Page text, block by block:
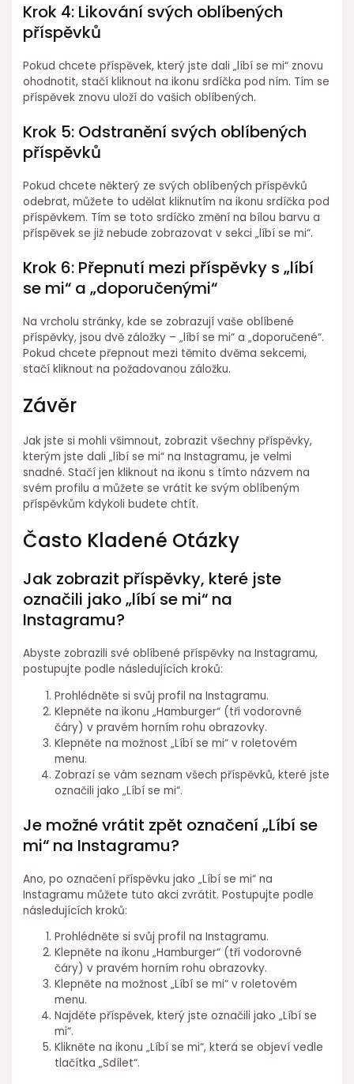
Krok 4: Likování svých oblíbených
příspěvků
Pokud chcete příspěvek, který jste dali „líbí se mi“ znovu
ohodnotit, stačí kliknout na ikonu srdíčka pod ním. Tím se
příspěvek znovu uloží do vašich oblíbených.
Krok 5: Odstranění svých oblíbených
příspěvků
Pokud chcete některý ze svých oblíbených příspěvků
odebrat, můžete to udělat kliknutím na ikonu srdíčka pod
příspěvkem. Tím se toto srdíčko změní na bílou barvu a
příspěvek se již nebude zobrazovat v sekci „líbí se mi“.
Krok 6: Přepnutí mezi příspěvky s „líbí
se mi“ a „doporučenými“
Na vrcholu stránky, kde se zobrazují vaše oblíbené
příspěvky, jsou dvě záložky – „líbí se mi“ a „doporučené“.
Pokud chcete přepnout mezi těmito dvěma sekcemi,
stačí kliknout na požadovanou záložku.
Závěr
Jak jste si mohli všimnout, zobrazit všechny příspěvky,
kterým jste dali „líbí se mi“ na Instagramu, je velmi
snadné. Stačí jen kliknout na ikonu s tímto názvem na
svém profilu a můžete se vrátit ke svým oblíbeným
příspěvkům kdykoli budete chtít.
Často Kladené Otázky
Jak zobrazit příspěvky, které jste
označili jako „líbí se mi“ na
Instagramu?
Abyste zobrazili své oblíbené příspěvky na Instagramu,
postupujte podle následujících kroků:
Prohlédněte si svůj profil na Instagramu.
Klepněte na ikonu „Hamburger“ (tři vodorovné
čáry) v pravém horním rohu obrazovky.
Klepněte na možnost „Líbí se mi“ v roletovém
menu.
Zobrazí se vám seznam všech příspěvků, které jste
označili jako „Líbí se mi“.
Je možné vrátit zpět označení „Líbí se
mi“ na Instagramu?
Ano, po označení příspěvku jako „Líbí se mi“ na
Instagramu můžete tuto akci zvrátit. Postupujte podle
následujících kroků:
Prohlédněte si svůj profil na Instagramu.
Klepněte na ikonu „Hamburger“ (tři vodorovné
čáry) v pravém horním rohu obrazovky.
Klepněte na možnost „Líbí se mi“ v roletovém
menu.
Najděte příspěvek, který jste označili jako „Líbí se
mi“.
Klikněte na ikonu „Líbí se mi“, která se objeví vedle
tlačítka „Sdílet“.